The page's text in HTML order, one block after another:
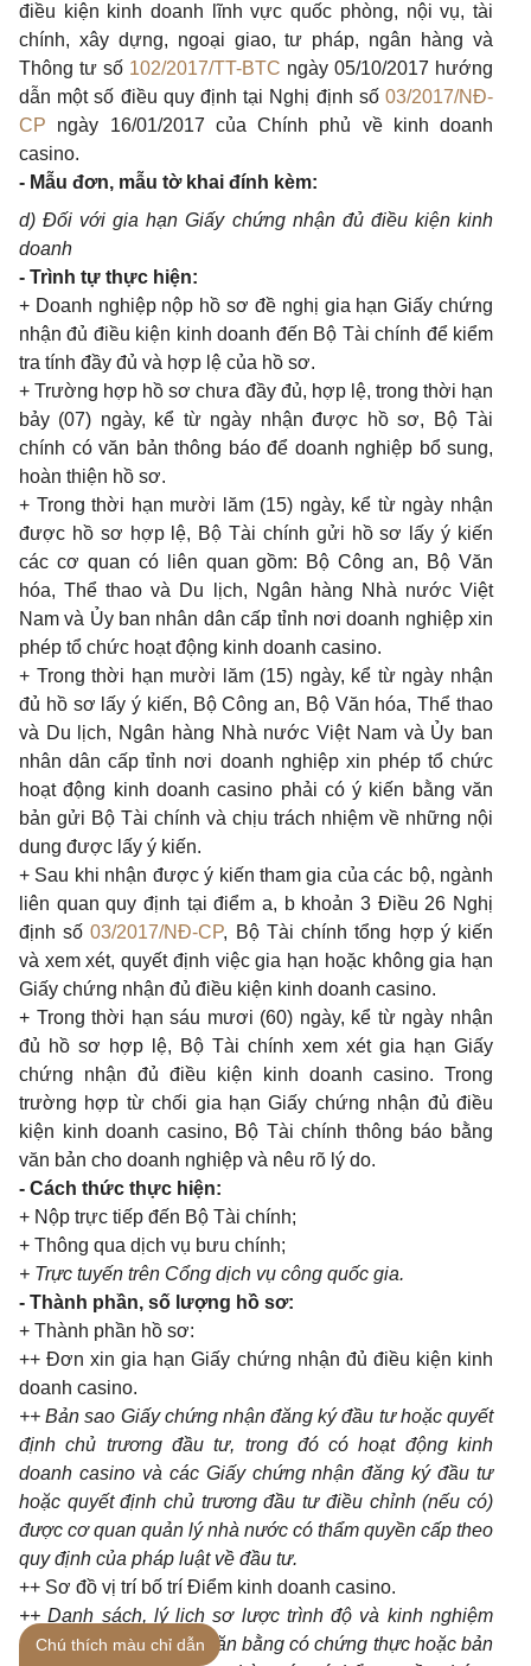
điều kiện kinh doanh lĩnh vực quốc phòng, nội vụ, tài
chính, xây dựng, ngoại giao, tư pháp, ngân hàng và
Thông tư số 102/2017/TT-BTC ngày 05/10/2017 hướng
dẫn một số điều quy định tại Nghị định số 03/2017/NĐ-
CP ngày 16/01/2017 của Chính phủ về kinh doanh
casino.
- Mẫu đơn, mẫu tờ khai đính kèm:
d) Đối với gia hạn Giấy chứng nhận đủ điều kiện kinh
doanh
- Trình tự thực hiện:
+ Doanh nghiệp nộp hồ sơ đề nghị gia hạn Giấy chứng
nhận đủ điều kiện kinh doanh đến Bộ Tài chính để kiểm
tra tính đầy đủ và hợp lệ của hồ sơ.
+ Trường hợp hồ sơ chưa đầy đủ, hợp lệ, trong thời hạn
bảy (07) ngày, kể từ ngày nhận được hồ sơ, Bộ Tài
chính có văn bản thông báo để doanh nghiệp bổ sung,
hoàn thiện hồ sơ.
+ Trong thời hạn mười lăm (15) ngày, kể từ ngày nhận
được hồ sơ hợp lệ, Bộ Tài chính gửi hồ sơ lấy ý kiến
các cơ quan có liên quan gồm: Bộ Công an, Bộ Văn
hóa, Thể thao và Du lịch, Ngân hàng Nhà nước Việt
Nam và Ủy ban nhân dân cấp tỉnh nơi doanh nghiệp xin
phép tổ chức hoạt động kinh doanh casino.
+ Trong thời hạn mười lăm (15) ngày, kể từ ngày nhận
đủ hồ sơ lấy ý kiến, Bộ Công an, Bộ Văn hóa, Thể thao
và Du lịch, Ngân hàng Nhà nước Việt Nam và Ủy ban
nhân dân cấp tỉnh nơi doanh nghiệp xin phép tổ chức
hoạt động kinh doanh casino phải có ý kiến bằng văn
bản gửi Bộ Tài chính và chịu trách nhiệm về những nội
dung được lấy ý kiến.
+ Sau khi nhận được ý kiến tham gia của các bộ, ngành
liên quan quy định tại điểm a, b khoản 3 Điều 26 Nghị
định số03/2017/NĐ-CP, Bộ Tài chính tổng hợp ý kiến
và xem xét, quyết định việc gia hạn hoặc không gia hạn
Giấy chứng nhận đủ điều kiện kinh doanh casino.
+ Trong thời hạn sáu mươi (60) ngày, kể từ ngày nhận
đủ hồ sơ hợp lệ, Bộ Tài chính xem xét gia hạn Giấy
chứng nhận đủ điều kiện kinh doanh casino. Trong
trường hợp từ chối gia hạn Giấy chứng nhận đủ điều
kiện kinh doanh casino, Bộ Tài chính thông báo bằng
văn bản cho doanh nghiệp và nêu rõ lý do.
- Cách thức thực hiện:
+ Nộp trực tiếp đến Bộ Tài chính;
+ Thông qua dịch vụ bưu chính;
+ Trực tuyến trên Cổng dịch vụ công quốc gia.
- Thành phần, số lượng hồ sơ:
+ Thành phần hồ sơ:
++ Đơn xin gia hạn Giấy chứng nhận đủ điều kiện kinh
doanh casino.
++ Bản sao Giấy chứng nhận đăng ký đầu tư hoặc quyết
định chủ trương đầu tư, trong đó có hoạt động kinh
doanh casino và các Giấy chứng nhận đăng ký đầu tư
hoặc quyết định chủ trương đầu tư điều chỉnh (nếu có)
được cơ quan quản lý nhà nước có thẩm quyền cấp theo
quy định của pháp luật về đầu tư.
++ Sơ đồ vị trí bố trí Điểm kinh doanh casino.
++ Danh sách, lý lịch sơ lược trình độ và kinh nghiệm
làm việc, bản sao các văn bằng có chứng thực hoặc bản
Chú thích màu chỉ dẫn